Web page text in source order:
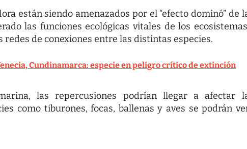
están siendo amenazados por el “efecto dominó” de
las funciones ecológicas vitales de los
de conexiones entre las distintas especies.
Cundinamarca: especie en peligro crítico de extinción
las repercusiones podrían llegar a afectar
como tiburones, focas, ballenas y aves se podrán